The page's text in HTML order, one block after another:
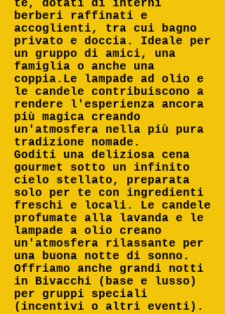
te, dotati di interni
berberi raffinati e
accoglienti, tra cui bagno
privato e doccia. Ideale per
un gruppo di amici, una
famiglia o anche una
coppia.Le lampade ad olio e
le candele contribuiscono a
rendere l'esperienza ancora
più magica creando
un'atmosfera nella più pura
tradizione nomade.
Goditi una deliziosa cena
gourmet sotto un infinito
cielo stellato, preparata
solo per te con ingredienti
freschi e locali. Le candele
profumate alla lavanda e le
lampade a olio creano
un'atmosfera rilassante per
una buona notte di sonno.
Offriamo anche grandi notti
in Bivacchi (base e lusso)
per gruppi speciali
(incentivi o altri eventi).